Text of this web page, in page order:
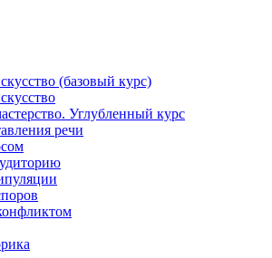
(базовый курс)
Углубленный курс
речи